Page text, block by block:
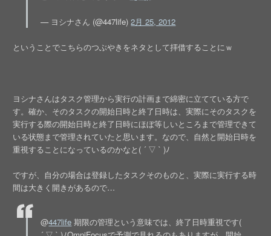
— ヨシナさん (@447life)2月 25, 2012
ということでこちらのつぶやきをネタとして拝借することにｗ
ヨシナさんはタスク管理から実行の計画まで綿密に立てている方で
す。確か、そのタスクの開始日時と終了日時は、実際にそのタスクを
実行する際の開始日時と終了日時にほぼ等しいところまで管理できて
いる状態まで管理されていたと思います。なので、自然と開始日時を
重視することになっているのかなと( ´ ▽ ` )ﾉ
ですが、自分の場合は登録したタスクそのものと、実際に実行する時
間は大きく開きがあるので…
@447life 期限の管理という意味では、終了日時重視です(